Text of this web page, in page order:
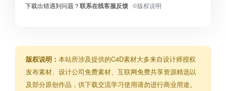
下载出错遇到问题？联系在线客服反馈 ©版权说明
版权说明： 本站所涉及提供的C4D素材大多来自设计师授权
发布素材、设计公司免费素材、互联网免费共享资源精选以
及部分原创作品，供下载交流学习使用请勿进行商业用途。